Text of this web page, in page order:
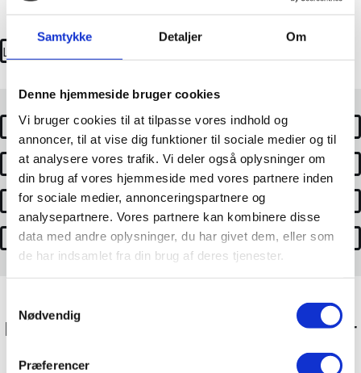
Samtykke Detaljer Om
Denne hjemmeside bruger cookies
Vi bruger cookies til at tilpasse vores indhold og
annoncer, til at vise dig funktioner til sociale medier og til
at analysere vores trafik. Vi deler også oplysninger om
din brug af vores hjemmeside med vores partnere inden
for sociale medier, annonceringspartnere og
analysepartnere. Vores partnere kan kombinere disse
data med andre oplysninger, du har givet dem, eller som
de har indsamlet fra din brug af deres tjenester.
Nødvendig
Præferencer
Find ud af mere om Lexus her.
LÆS MERE
Nye biler
Book prøvetur
Brugte biler
Tilmeld nyhedsbrev
Du er velkommen til at kontakte os for
at høre nærmere og prøvekøre en